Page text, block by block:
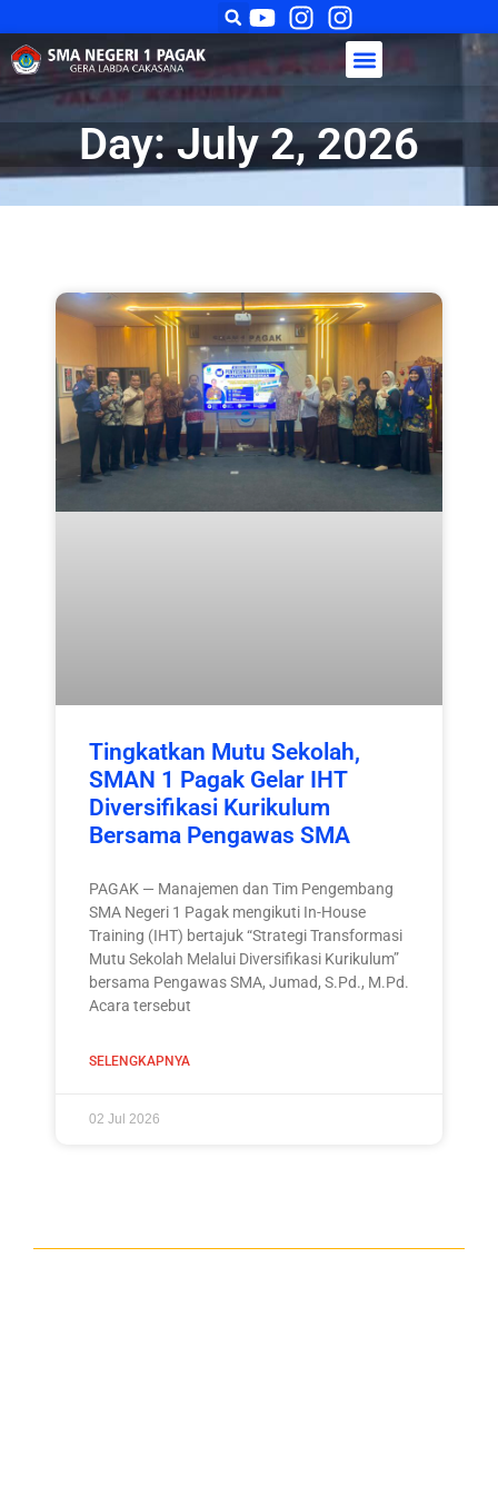
Day: July 2, 2026
Tingkatkan Mutu Sekolah,
SMAN 1 Pagak Gelar IHT
Diversifikasi Kurikulum
Bersama Pengawas SMA
PAGAK — Manajemen dan Tim Pengembang
SMA Negeri 1 Pagak mengikuti In-House
Training (IHT) bertajuk “Strategi Transformasi
Mutu Sekolah Melalui Diversifikasi Kurikulum”
bersama Pengawas SMA, Jumad, S.Pd., M.Pd.
Acara tersebut
SELENGKAPNYA
02 Jul 2026